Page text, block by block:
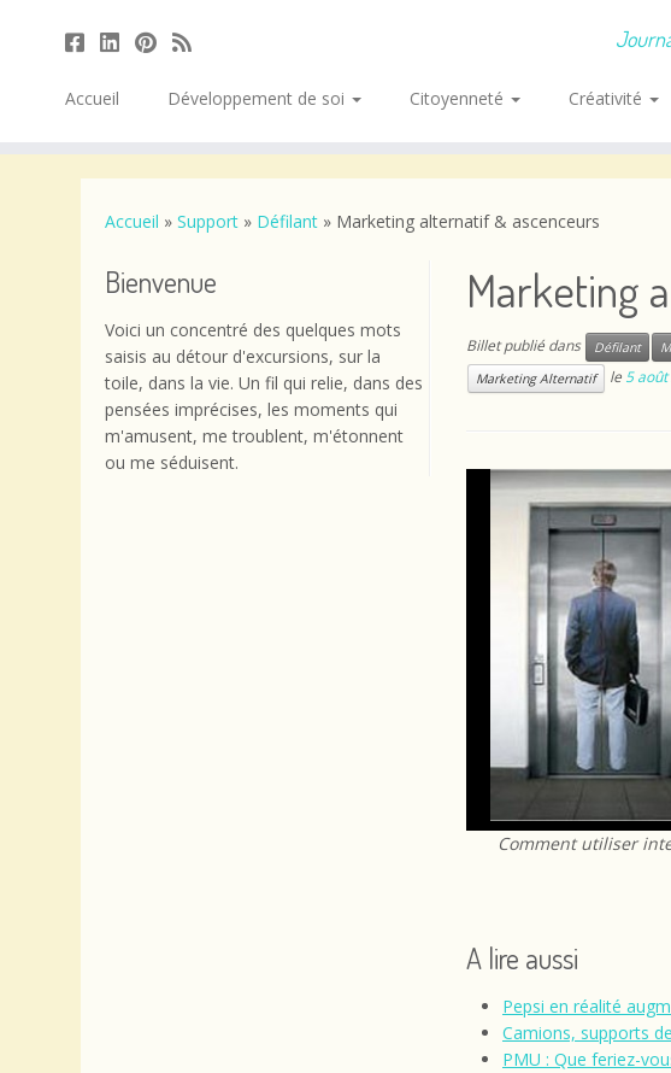
Accueil Développement de soi Citoyenneté Créativité
Accueil » Support » Défilant » Marketing alternatif & ascenceurs
Bienvenue
Voici un concentré des quelques mots
saisis au détour d'excursions, sur la
toile, dans la vie. Un fil qui relie, dans des
pensées imprécises, les moments qui
m'amusent, me troublent, m'étonnent
ou me séduisent.
Marketing
Billet publié dans Défilant
Marketing Alternatif
le 5
Comment utiliser
A lire aussi
Pepsi en réalité
Camions, supports
PMU : Que feriez-